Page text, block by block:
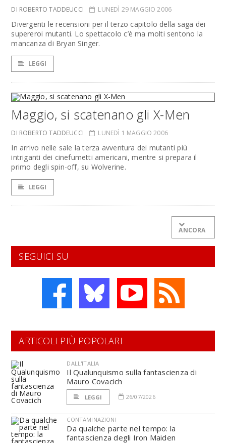
DI ROBERTO TADDEUCCI LUNEDÌ 29 MAGGIO 2006
Divergenti le recensioni per il terzo capitolo della saga dei
supereroi mutanti. Lo spettacolo c’è ma molti sentono la
mancanza di Bryan Singer.
LEGGI
Maggio, si scatenano gli X-Men
DI ROBERTO TADDEUCCI LUNEDÌ 1 MAGGIO 2006
In arrivo nelle sale la terza avventura dei mutanti più
intriganti dei cinefumetti americani, mentre si prepara il
primo degli spin-off, su Wolverine.
LEGGI
ANCORA
SEGUICI SU
ARTICOLI PIÙ POPOLARI
DALL'ITALIA
Il Qualunquismo sulla fantascienza di
Mauro Covacich
LEGGI 26/07/2026
CONTAMINAZIONI
Da qualche parte nel tempo: la
fantascienza degli Iron Maiden